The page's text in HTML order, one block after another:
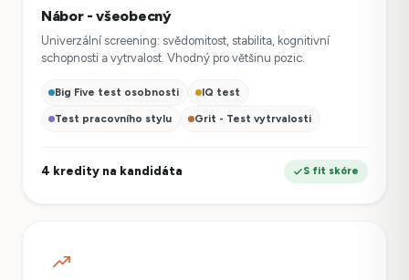
Nábor - všeobecný
Univerzální screening: svědomitost, stabilita, kognitivní
schopnosti a vytrvalost. Vhodný pro většinu pozic.
Big Five test osobnosti IQ test
Test pracovního stylu Grit - Test vytrvalosti
4 kredity na kandidáta S fit skóre